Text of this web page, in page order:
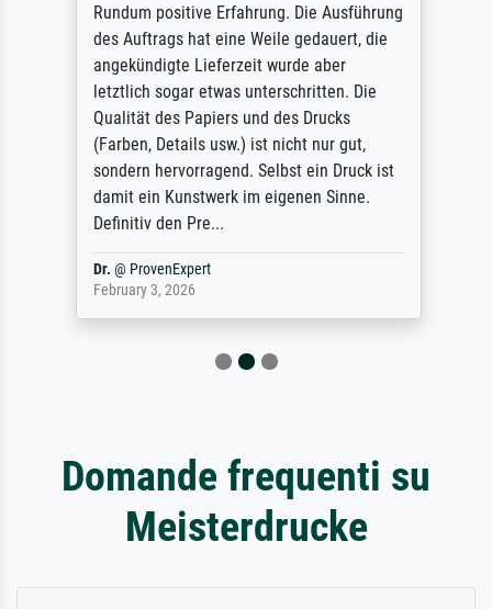
Rundum positive Erfahrung. Die Ausführung
des Auftrags hat eine Weile gedauert, die
angekündigte Lieferzeit wurde aber
letztlich sogar etwas unterschritten. Die
Qualität des Papiers und des Drucks
(Farben, Details usw.) ist nicht nur gut,
sondern hervorragend. Selbst ein Druck ist
damit ein Kunstwerk im eigenen Sinne.
Definitiv den Pre...
Dr.@ ProvenExpert
February 3, 2026
Domande frequenti su
Meisterdrucke